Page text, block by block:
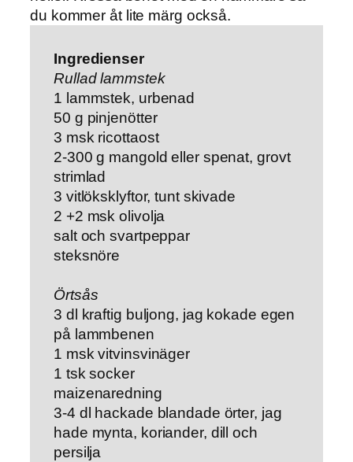
du kommer åt lite märg också.
Ingredienser
Rullad lammstek
1 lammstek, urbenad
50 g pinjenötter
3 msk ricottaost
2-300 g mangold eller spenat, grovt
strimlad
3 vitlöksklyftor, tunt skivade
2 +2 msk olivolja
salt och svartpeppar
steksnöre
Örtsås
3 dl kraftig buljong, jag kokade egen
på lammbenen
1 msk vitvinsvinäger
1 tsk socker
maizenaredning
3-4 dl hackade blandade örter, jag
hade mynta, koriander, dill och
persilja